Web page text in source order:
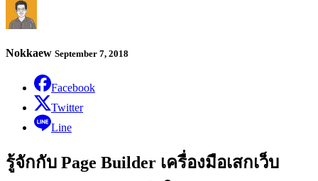
Nokkaew September 7, 2018
Facebook
Twitter
Line
รู้จักกับ Page Builder เครื่องมือเสกเว็บ